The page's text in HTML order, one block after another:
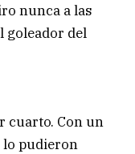
nunca a las
goleador del
cuarto. Con un
lo pudieron